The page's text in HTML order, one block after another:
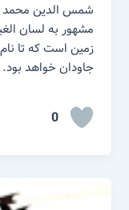
شمس الدین محمد
مشهور به لسان
زمین است که تا
جاودان خواهد بود.
0